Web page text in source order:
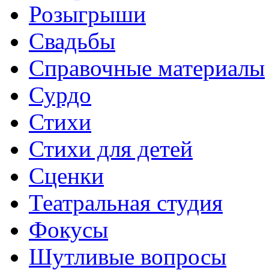
Розыгрыши
Свадьбы
Справочные материалы
Сурдо
Стихи
Стихи для детей
Сценки
Театральная студия
Фокусы
Шутливые вопросы